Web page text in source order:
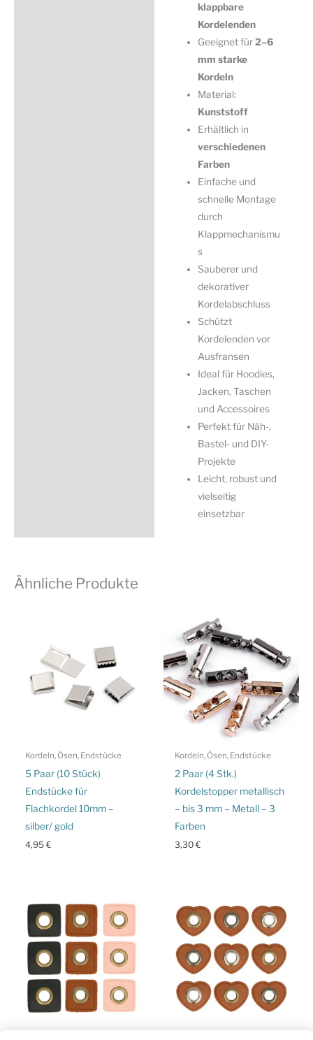
klappbare
Kordelenden
Geeignet für2–6
mm starke
Kordeln
Material:
Kunststoff
Erhältlich in
verschiedenen
Farben
Einfache und
schnelle Montage
durch
Klappmechanismu
s
Sauberer und
dekorativer
Kordelabschluss
Schützt
Kordelenden vor
Ausfransen
Ideal für Hoodies,
Jacken, Taschen
und Accessoires
Perfekt für Näh-,
Bastel- und DIY-
Projekte
Leicht, robust und
vielseitig
einsetzbar
Ähnliche Produkte
Kordeln, Ösen, Endstücke
5 Paar (10 Stück)
Endstücke für
Flachkordel 10mm –
silber/ gold
4,95€
Kordeln, Ösen, Endstücke
2 Paar (4 Stk.)
Kordelstopper metallisch
– bis 3 mm – Metall – 3
Farben
3,30€